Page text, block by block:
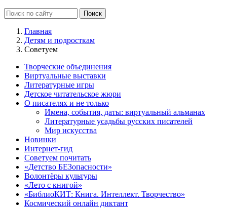
Главная
Детям и подросткам
Советуем
Творческие объединения
Виртуальные выставки
Литературные игры
Детское читательское жюри
О писателях и не только
Имена, события, даты: виртуальный альманах
Литературные усадьбы русских писателей
Мир искусства
Новинки
Интернет-гид
Советуем почитать
«Детство БЕЗопасности»
Волонтёры культуры
«Лето с книгой»
«БиблиоКИТ: Книга. Интеллект. Творчество»
Космический онлайн диктант